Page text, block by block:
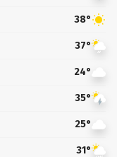
38°
37°
24°
35°
25°
31°